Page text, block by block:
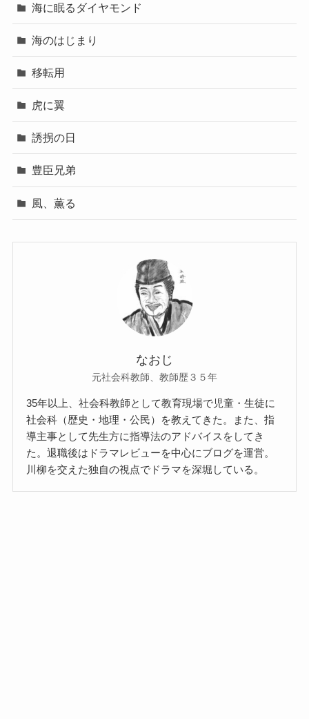
海に眠るダイヤモンド
海のはじまり
移転用
虎に翼
誘拐の日
豊臣兄弟
風、薫る
なおじ
元社会科教師、教師歴３５年
35年以上、社会科教師として教育現場で児童・生徒に
社会科（歴史・地理・公民）を教えてきた。また、指
導主事として先生方に指導法のアドバイスをしてき
た。退職後はドラマレビューを中心にブログを運営。
川柳を交えた独自の視点でドラマを深堀している。